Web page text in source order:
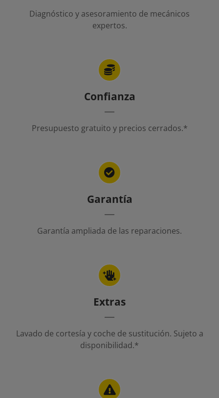
Diagnóstico y asesoramiento de mecánicos
expertos.
Confianza
Presupuesto gratuito y precios cerrados.*
Garantía
Garantía ampliada de las reparaciones.
Extras
Lavado de cortesía y coche de sustitución. Sujeto a
disponibilidad.*